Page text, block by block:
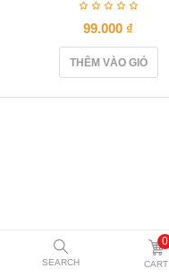
99.000 ₫
THÊM VÀO GIỎ
SEARCH
0
CART